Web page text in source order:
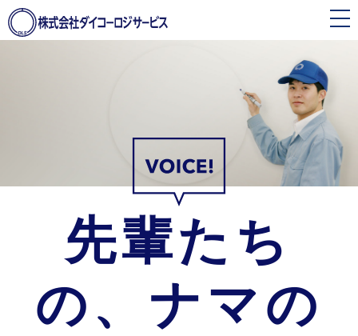
toggle
navigation
先輩たち
の、ナマの